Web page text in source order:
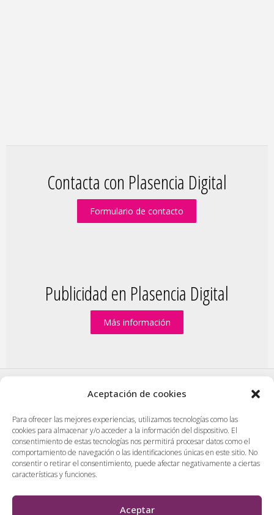
Aceptación de cookies
Para ofrecer las mejores experiencias, utilizamos tecnologías como las
cookies para almacenar y/o acceder a la información del dispositivo. El
consentimiento de estas tecnologías nos permitirá procesar datos como el
comportamiento de navegación o las identificaciones únicas en este sitio. No
consentir o retirar el consentimiento, puede afectar negativamente a ciertas
características y funciones.
Aceptar
Contacta con Plasencia Digital
Formulario de contacto
Publicidad en Plasencia Digital
Más información
Publicidad en Plasencia Digital
|
Política de cookies (UE)
| Protección de datos
|
Aviso legal
| Diseño web en Plasencia
Todos los contenidos, empresas y anuncios serán supervisados
por los administradores antes de ser publicado. No se aceptarán